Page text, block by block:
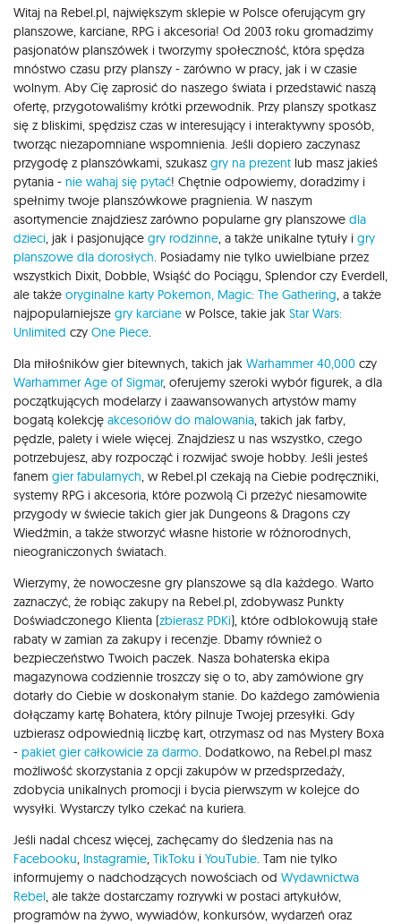
Witaj na Rebel.pl, największym sklepie w Polsce oferującym gry
planszowe, karciane, RPG i akcesoria! Od 2003 roku gromadzimy
pasjonatów planszówek i tworzymy społeczność, która spędza
mnóstwo czasu przy planszy - zarówno w pracy, jak i w czasie
wolnym. Aby Cię zaprosić do naszego świata i przedstawić naszą
ofertę, przygotowaliśmy krótki przewodnik. Przy planszy spotkasz
się z bliskimi, spędzisz czas w interesujący i interaktywny sposób,
tworząc niezapomniane wspomnienia. Jeśli dopiero zaczynasz
przygodę z planszówkami, szukasz gry na prezent lub masz jakieś
pytania - nie wahaj się pytać! Chętnie odpowiemy, doradzimy i
spełnimy twoje planszówkowe pragnienia. W naszym
asortymencie znajdziesz zarówno popularne gry planszowe dla
dzieci, jak i pasjonujące gry rodzinne, a także unikalne tytuły i gry
planszowe dla dorosłych. Posiadamy nie tylko uwielbiane przez
wszystkich Dixit, Dobble, Wsiąść do Pociągu, Splendor czy Everdell,
ale także oryginalne karty Pokemon, Magic: The Gathering, a także
najpopularniejsze gry karciane w Polsce, takie jak Star Wars:
Unlimited czy One Piece.
Dla miłośników gier bitewnych, takich jak Warhammer 40,000 czy
Warhammer Age of Sigmar, oferujemy szeroki wybór figurek, a dla
początkujących modelarzy i zaawansowanych artystów mamy
bogatą kolekcję akcesoriów do malowania, takich jak farby,
pędzle, palety i wiele więcej. Znajdziesz u nas wszystko, czego
potrzebujesz, aby rozpocząć i rozwijać swoje hobby. Jeśli jesteś
fanem gier fabularnych, w Rebel.pl czekają na Ciebie podręczniki,
systemy RPG i akcesoria, które pozwolą Ci przeżyć niesamowite
przygody w świecie takich gier jak Dungeons & Dragons czy
Wiedźmin, a także stworzyć własne historie w różnorodnych,
nieograniczonych światach.
Wierzymy, że nowoczesne gry planszowe są dla każdego. Warto
zaznaczyć, że robiąc zakupy na Rebel.pl, zdobywasz Punkty
Doświadczonego Klienta (zbierasz PDKi), które odblokowują stałe
rabaty w zamian za zakupy i recenzje. Dbamy również o
bezpieczeństwo Twoich paczek. Nasza bohaterska ekipa
magazynowa codziennie troszczy się o to, aby zamówione gry
dotarły do Ciebie w doskonałym stanie. Do każdego zamówienia
dołączamy kartę Bohatera, który pilnuje Twojej przesyłki. Gdy
uzbierasz odpowiednią liczbę kart, otrzymasz od nas Mystery Boxa
- pakiet gier całkowicie za darmo. Dodatkowo, na Rebel.pl masz
możliwość skorzystania z opcji zakupów w przedsprzedaży,
zdobycia unikalnych promocji i bycia pierwszym w kolejce do
wysyłki. Wystarczy tylko czekać na kuriera.
Jeśli nadal chcesz więcej, zachęcamy do śledzenia nas na
Facebooku, Instagramie, TikToku i YouTubie. Tam nie tylko
informujemy o nadchodzących nowościach od Wydawnictwa
Rebel, ale także dostarczamy rozrywki w postaci artykułów,
programów na żywo, wywiadów, konkursów, wydarzeń oraz